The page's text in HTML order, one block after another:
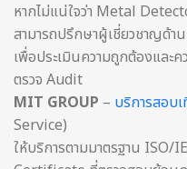
หากไม่แน่ใจว่า Metal
สามารถปรึกษาผู้เชี่ยวชาญด้า
เพื่อประเมินความถูกต้องและ
ตรวจ Audit
MIT GROUP – บริการสอบ
Service)
ให้บริการตามมาตรฐาน